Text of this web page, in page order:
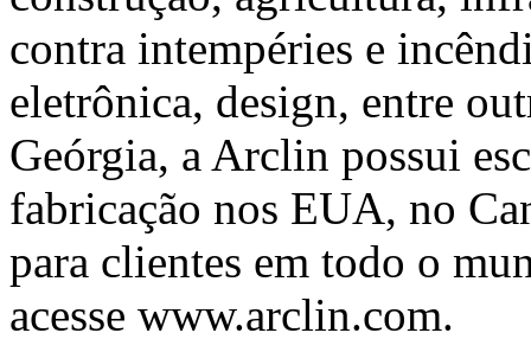
contra intempéries e
eletrônica, design, entre
Geórgia, a Arclin possui
fabricação nos EUA, no
para clientes em todo o
acesse www.arclin.com.